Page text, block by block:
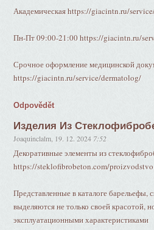
Академическая https://giacintn.ru/
Пн-Пт 09:00-21:00 https://giacintn.ru/
Срочное оформление медицинской
https://giacintn.ru/service/dermatolog/
Odpovědět
Изделия Из
Joaquinclalm 19. 12. 2024 7:52
Декоративные элементы из
https://steklofibrobeton.com/proizvodstvo
Представленные в каталоге барельефы,
выделяются не только своей красотой,
эксплуатационными характеристиками